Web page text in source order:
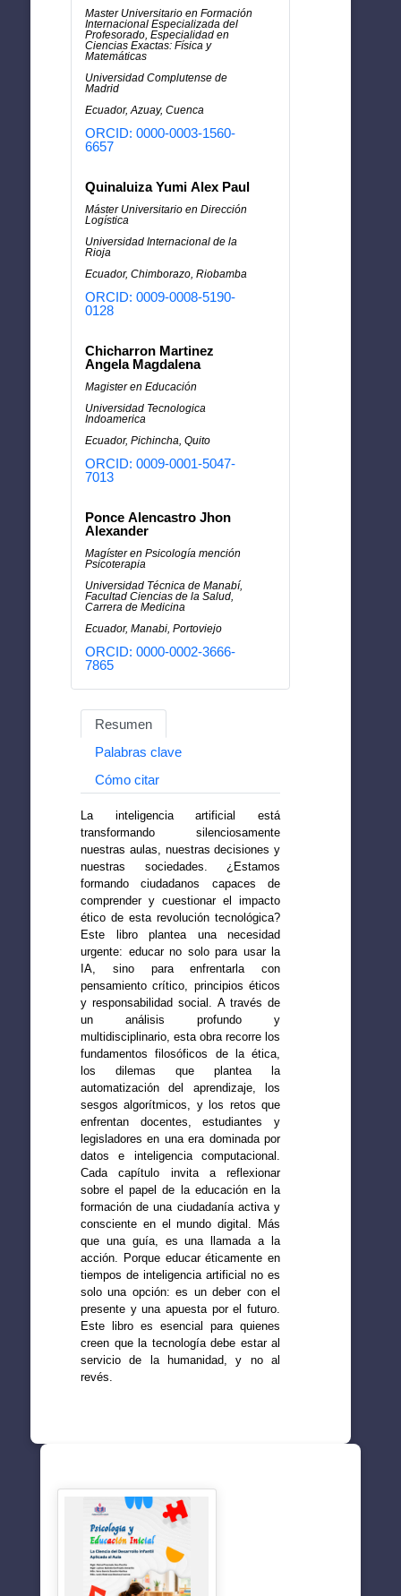
Master Universitario en Formación
Internacional Especializada del
Profesorado, Especialidad en
Ciencias Exactas: Física y
Matemáticas
Universidad Complutense de
Madrid
Ecuador, Azuay, Cuenca
ORCID: 0000-0003-1560-
6657
Quinaluiza Yumi Alex Paul
Máster Universitario en Dirección
Logística
Universidad Internacional de la
Rioja
Ecuador, Chimborazo, Riobamba
ORCID: 0009-0008-5190-
0128
Chicharron Martinez
Angela Magdalena
Magister en Educación
Universidad Tecnologica
Indoamerica
Ecuador, Pichincha, Quito
ORCID: 0009-0001-5047-
7013
Ponce Alencastro Jhon
Alexander
Magíster en Psicología mención
Psicoterapia
Universidad Técnica de Manabí,
Facultad Ciencias de la Salud,
Carrera de Medicina
Ecuador, Manabi, Portoviejo
ORCID: 0000-0002-3666-
7865
Resumen
Palabras clave
Cómo citar
La inteligencia artificial está
transformando silenciosamente
nuestras aulas, nuestras decisiones y
nuestras sociedades. ¿Estamos
formando ciudadanos capaces de
comprender y cuestionar el impacto
ético de esta revolución tecnológica?
Este libro plantea una necesidad
urgente: educar no solo para usar la
IA, sino para enfrentarla con
pensamiento crítico, principios éticos
y responsabilidad social. A través de
un análisis profundo y
multidisciplinario, esta obra recorre los
fundamentos filosóficos de la ética,
los dilemas que plantea la
automatización del aprendizaje, los
sesgos algorítmicos, y los retos que
enfrentan docentes, estudiantes y
legisladores en una era dominada por
datos e inteligencia computacional.
Cada capítulo invita a reflexionar
sobre el papel de la educación en la
formación de una ciudadanía activa y
consciente en el mundo digital. Más
que una guía, es una llamada a la
acción. Porque educar éticamente en
tiempos de inteligencia artificial no es
solo una opción: es un deber con el
presente y una apuesta por el futuro.
Este libro es esencial para quienes
creen que la tecnología debe estar al
servicio de la humanidad, y no al
revés.